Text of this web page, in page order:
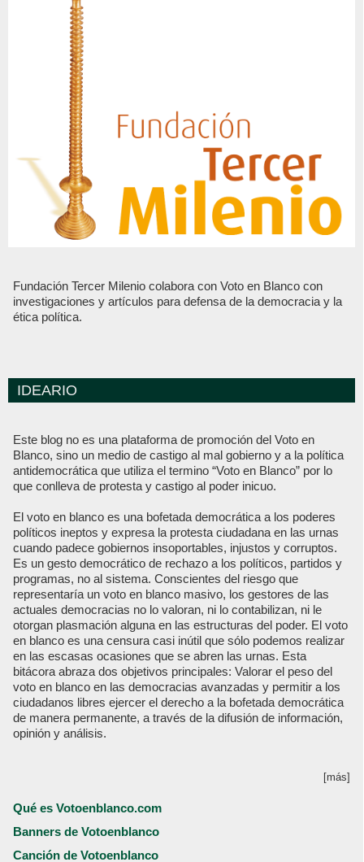
Fundación Tercer Milenio colabora con Voto en Blanco con
investigaciones y artículos para defensa de la democracia y la
ética política.
IDEARIO
Este blog no es una plataforma de promoción del Voto en
Blanco, sino un medio de castigo al mal gobierno y a la política
antidemocrática que utiliza el termino “Voto en Blanco” por lo
que conlleva de protesta y castigo al poder inicuo.
El voto en blanco es una bofetada democrática a los poderes
políticos ineptos y expresa la protesta ciudadana en las urnas
cuando padece gobiernos insoportables, injustos y corruptos.
Es un gesto democrático de rechazo a los políticos, partidos y
programas, no al sistema. Conscientes del riesgo que
representaría un voto en blanco masivo, los gestores de las
actuales democracias no lo valoran, ni lo contabilizan, ni le
otorgan plasmación alguna en las estructuras del poder. El voto
en blanco es una censura casi inútil que sólo podemos realizar
en las escasas ocasiones que se abren las urnas. Esta
bitácora abraza dos objetivos principales: Valorar el peso del
voto en blanco en las democracias avanzadas y permitir a los
ciudadanos libres ejercer el derecho a la bofetada democrática
de manera permanente, a través de la difusión de información,
opinión y análisis.
[más]
Qué es Votoenblanco.com
Banners de Votoenblanco
Canción de Votoenblanco